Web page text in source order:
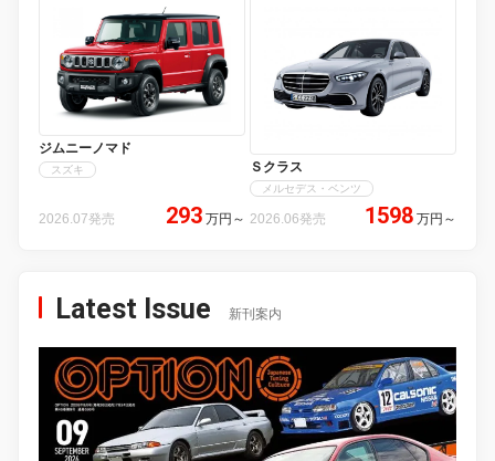
ジムニーノマド
スズキ
2026.07発売 293 万円 ～
Ｓクラス
メルセデス・ベンツ
2026.06発売 1598 万円 ～
Latest Issue 新刊案内